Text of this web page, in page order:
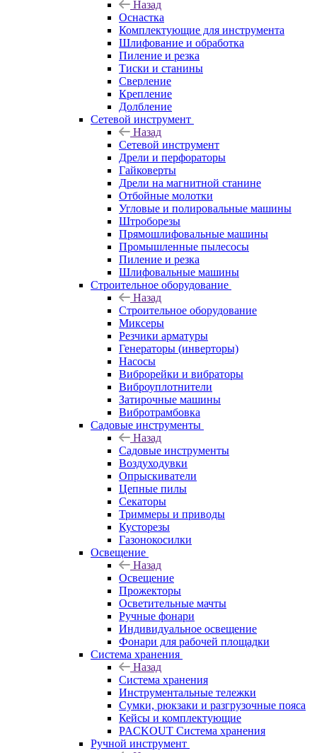
Назад
Оснастка
Комплектующие для инструмента
Шлифование и обработка
Пиление и резка
Тиски и станины
Сверление
Крепление
Долбление
Сетевой инструмент
Назад
Сетевой инструмент
Дрели и перфораторы
Гайковерты
Дрели на магнитной станине
Отбойные молотки
Угловые и полировальные машины
Штроборезы
Прямошлифовальные машины
Промышленные пылесосы
Пиление и резка
Шлифовальные машины
Строительное оборудование
Назад
Строительное оборудование
Миксеры
Резчики арматуры
Генераторы (инверторы)
Насосы
Виброрейки и вибраторы
Виброуплотнители
Затирочные машины
Вибротрамбовка
Садовые инструменты
Назад
Садовые инструменты
Воздуходувки
Опрыскиватели
Цепные пилы
Секаторы
Триммеры и приводы
Кусторезы
Газонокосилки
Освещение
Назад
Освещение
Прожекторы
Осветительные мачты
Ручные фонари
Индивидуальное освещение
Фонари для рабочей площадки
Система хранения
Назад
Система хранения
Инструментальные тележки
Сумки, рюкзаки и разгрузочные пояса
Кейсы и комплектующие
PACKOUT Система хранения
Ручной инструмент